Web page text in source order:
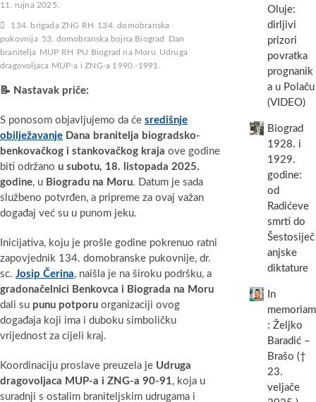
11. rujna 2025.
134. brigada ZNG RH 134. domobranska
pukovnija 53. domobranska bojna Biograd
Dan
branitelja MUP RH PU Biograd na Moru Udruga
dragovoljaca MUP-a i ZNG-a 1990.-1991.
📝 Nastavak priče:
S ponosom objavljujemo da će središnje
obilježavanje Dana branitelja biogradsko-
benkovačkog i stankovačkog kraja ove godine
biti održano u subotu, 18. listopada 2025.
godine, u Biogradu na Moru. Datum je sada
službeno potvrđen, a pripreme za ovaj važan
događaj već su u punom jeku.
Inicijativa, koju je prošle godine pokrenuo ratni
zapovjednik 134. domobranske pukovnije, dr.
sc. Josip Čerina, naišla je na široku podršku, a
gradonačelnici Benkovca i Biograda na Moru
dali su punu potporu organizaciji ovog
događaja koji ima i duboku simboličku
vrijednost za cijeli kraj.
Koordinaciju proslave preuzela je Udruga
dragovoljaca MUP-a i ZNG-a 90-91, koja u
suradnji s ostalim braniteljskim udrugama i
Oluje:
dirljivi
prizori
povratka
prognanik
a u Polaču
(VIDEO)
Biograd
1928. i
1929.
godine:
od
Radićeve
smrti do
Šestosiječ
anjske
diktature
In
memoriam
: Željko
Baradić –
Brašo (†
23.
veljače